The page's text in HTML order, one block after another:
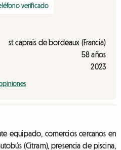
verificado
st caprais de bordeaux (Francia)
58 años
2023
equipado, comercios cercanos en
(Citram), presencia de piscina,